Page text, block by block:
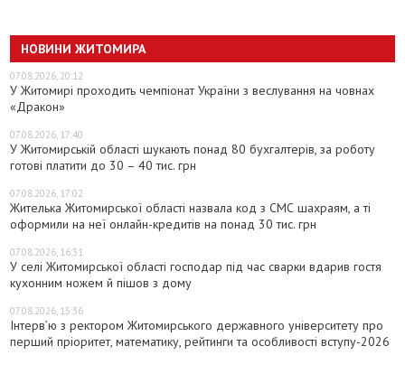
НОВИНИ ЖИТОМИРА
07.08.2026, 20:12
У Житомирі проходить чемпіонат України з веслування на човнах
«Дракон»
07.08.2026, 17:40
У Житомирській області шукають понад 80 бухгалтерів, за роботу
готові платити до 30 – 40 тис. грн
07.08.2026, 17:02
Жителька Житомирської області назвала код з СМС шахраям, а ті
оформили на неї онлайн-кредитів на понад 30 тис. грн
07.08.2026, 16:31
У селі Житомирської області господар під час сварки вдарив гостя
кухонним ножем й пішов з дому
07.08.2026, 15:36
Інтерв’ю з ректором Житомирського державного університету про
перший пріоритет, математику, рейтинги та особливості вступу-2026